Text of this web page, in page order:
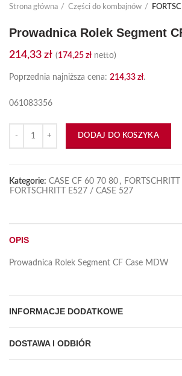
Strona główna Części do kombajnów
Prowadnica Rolek Segment
214,33 zł (174,25 złnetto)
Poprzednia najniższa cena: 214,33 zł.
061083356
DODAJ DO KOSZYKA
Kategorie: CASE CF 60 70 80 ,
FORTSCHRITT E527 / CASE 527
OPIS
Prowadnica Rolek Segment CF Case MDW
INFORMACJE DODATKOWE
DOSTAWA I ODBIÓR